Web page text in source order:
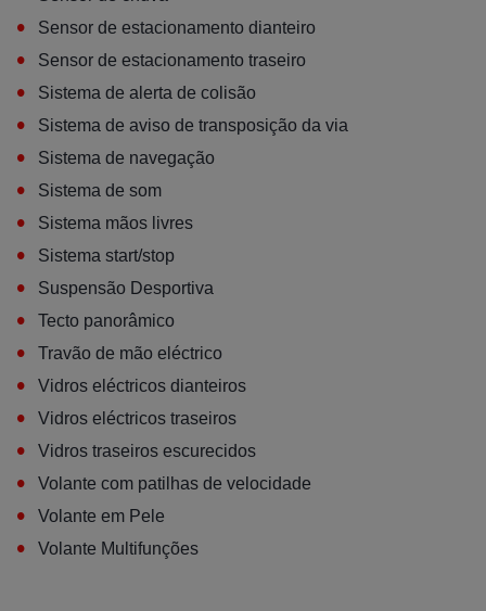
• Sensor de estacionamento dianteiro
• Sensor de estacionamento traseiro
• Sistema de alerta de colisão
• Sistema de aviso de transposição da via
• Sistema de navegação
• Sistema de som
• Sistema mãos livres
• Sistema start/stop
• Suspensão Desportiva
• Tecto panorâmico
• Travão de mão eléctrico
• Vidros eléctricos dianteiros
• Vidros eléctricos traseiros
• Vidros traseiros escurecidos
• Volante com patilhas de velocidade
• Volante em Pele
• Volante Multifunções